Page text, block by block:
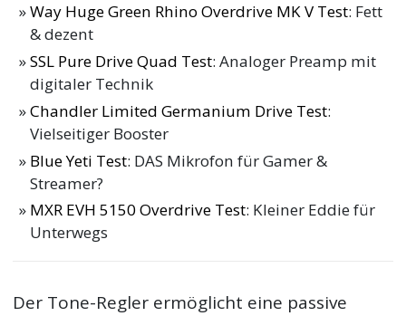
Way Huge Green Rhino Overdrive MK V Test: Fett
& dezent
SSL Pure Drive Quad Test: Analoger Preamp mit
digitaler Technik
Chandler Limited Germanium Drive Test:
Vielseitiger Booster
Blue Yeti Test: DAS Mikrofon für Gamer &
Streamer?
MXR EVH 5150 Overdrive Test: Kleiner Eddie für
Unterwegs
Der Tone-Regler ermöglicht eine passive